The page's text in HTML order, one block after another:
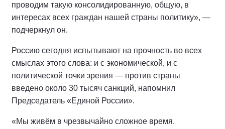
проводим такую консолидированную, общую, в
интересах всех граждан нашей страны политику», —
подчеркнул он.
Россию сегодня испытывают на прочность во всех
смыслах этого слова: и с экономической, и с
политической точки зрения — против страны
введено около 30 тысяч санкций, напомнил
Председатель «Единой России».
«Мы живём в чрезвычайно сложное время.